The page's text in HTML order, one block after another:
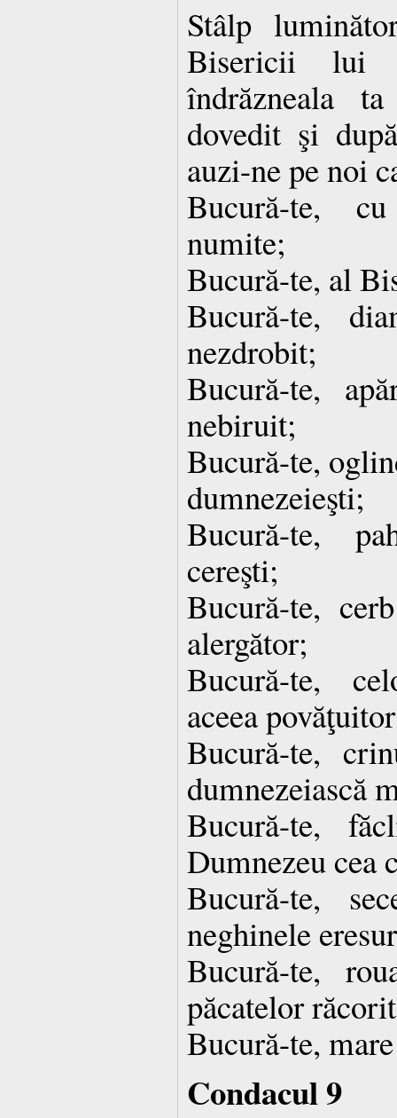
Stâlp
Bisericii lui
îndrăzneala
dovedit şi
auzi-ne pe noi
Bucură-te,
numite;
Bucură-te, al
Bucură-te,
nezdrobit;
Bucură-te,
nebiruit;
Bucură-te,
dumnezeieşti;
Bucură-te,
cereşti;
Bucură-te,
alergător;
Bucură-te,
aceea
Bucură-te,
dumnezeiască
Bucură-te,
Dumnezeu cea
Bucură-te,
neghinele
Bucură-te,
păcatelor
Bucură-te,
Condacul 9